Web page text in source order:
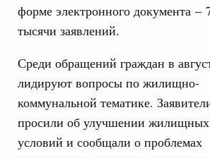
форме электронного документа –
тысячи заявлений.
Среди обращений граждан в
лидируют вопросы по жилищно-
коммунальной тематике.
просили об улучшении жилищных
условий и сообщали о проблемах
6 июля, понедельник
в Правительство
обращениях граждан
5 июня, пятница